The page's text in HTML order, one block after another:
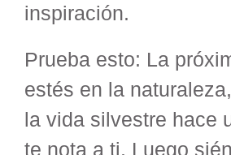
inspiración.
Prueba esto: La
estés en la
la vida silvestre hace
te nota a ti. Luego